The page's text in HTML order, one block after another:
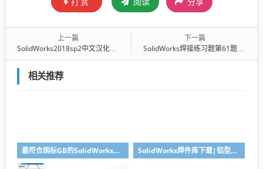
上一篇
SolidWorks2018sp2中文汉化包下载
下一篇
SolidWorks焊接练习题第61题附图纸和模型视频教程
相关推荐
最符合国标GB的SolidWorks图纸格式和图纸模板下载-溪风专用版 SolidWorks焊件库下载|铝型材库下载|附sw焊件库添加配置使用教程